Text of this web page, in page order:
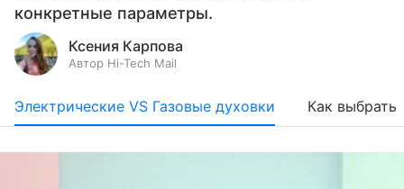
конкретные параметры.
Ксения Карпова
Автор Hi-Tech Mail
Электрические VS Газовые духовки Как выбрать